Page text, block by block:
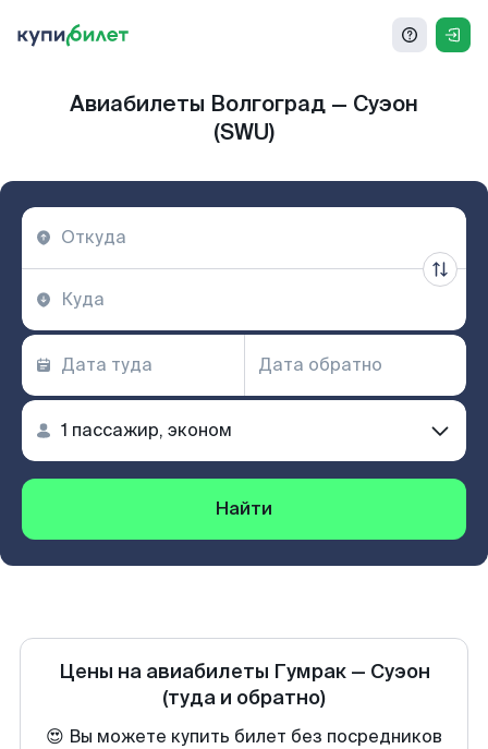
Авиабилеты Волгоград — Суэон
(SWU)
Найти
Цены на авиабилеты Гумрак— Суэон
(туда и обратно)
😍 Вы можете купить билет без посредников